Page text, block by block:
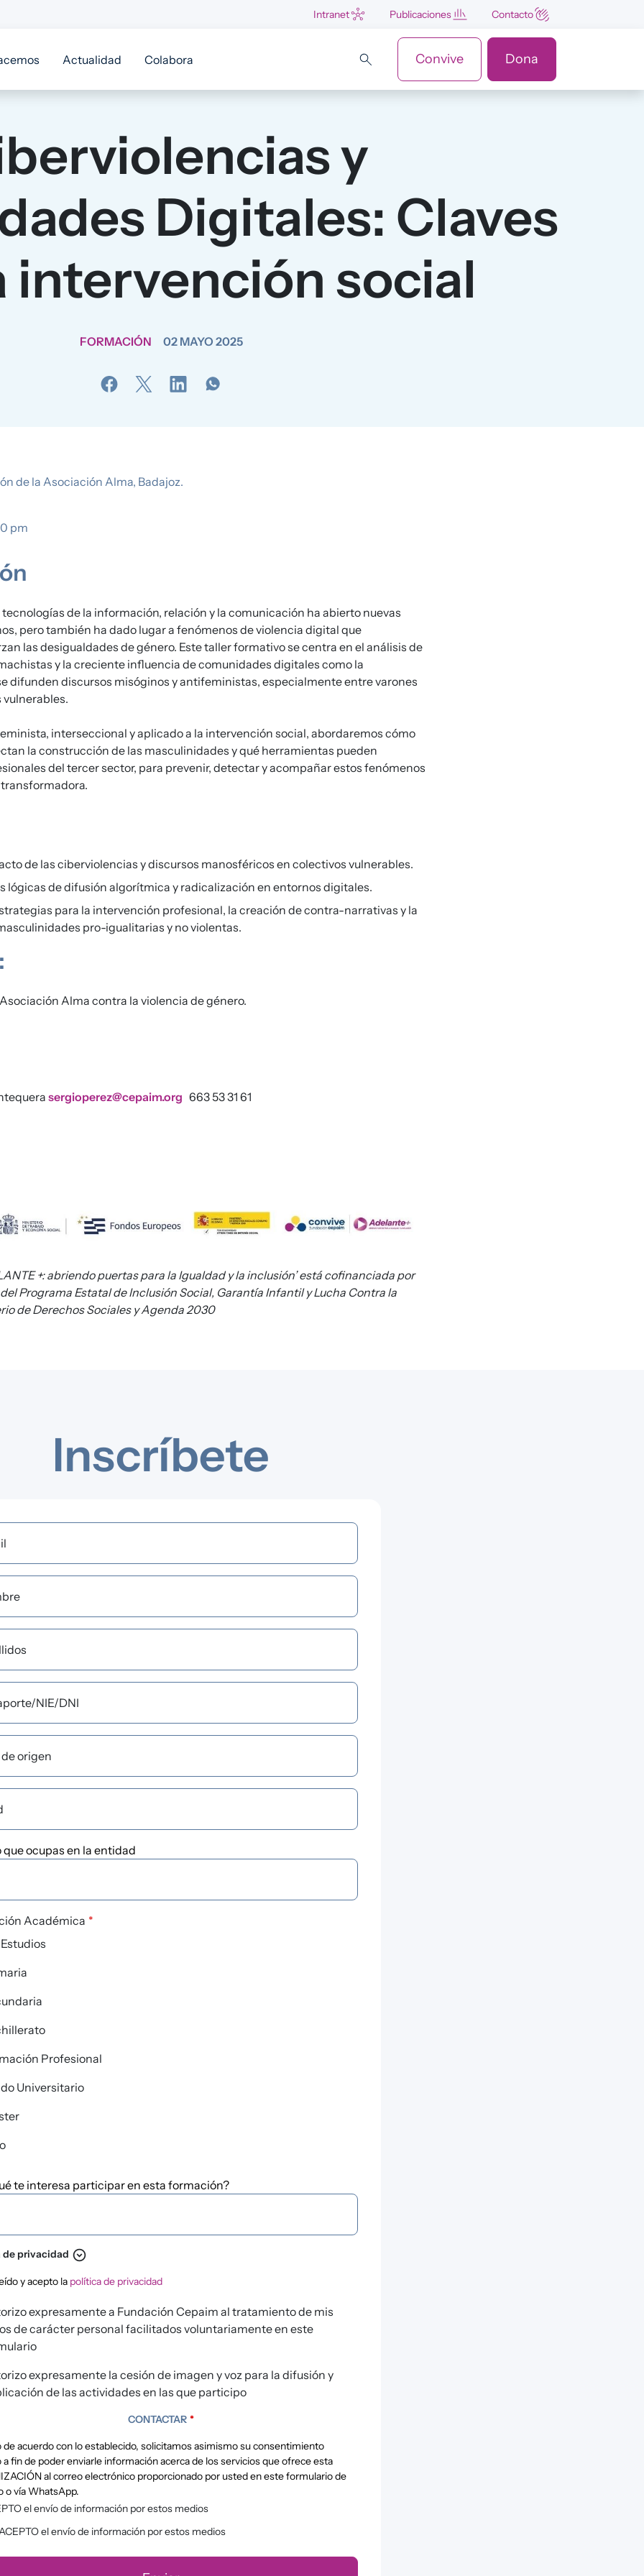
Intranet Publicaciones Contacto
Actualidad Colabora Convive Dona
y
Digitales: Claves
intervención social
FORMACIÓN 02 MAYO 2025
de la Asociación Alma, Badajoz.
pm
tecnologías de la información, relación y la comunicación ha abierto nuevas
pero también ha dado lugar a fenómenos de violencia digital que
las desigualdades de género. Este taller formativo se centra en el análisis de
y la creciente influencia de comunidades digitales como la
difunden discursos misóginos y antifeministas, especialmente entre varones
vulnerables.
interseccional y aplicado a la intervención social, abordaremos cómo
la construcción de las masculinidades y qué herramientas pueden
del tercer sector, para prevenir, detectar y acompañar estos fenómenos
de las ciberviolencias y discursos manosféricos en colectivos vulnerables.
lógicas de difusión algorítmica y radicalización en entornos digitales.
para la intervención profesional, la creación de contra-narrativas y la
pro-igualitarias y no violentas.
Alma contra la violencia de género.
sergioperez@cepaim.org 663 53 31 61
+: abriendo puertas para la Igualdad y la inclusión’ está cofinanciada por
del Programa Estatal de Inclusión Social, Garantía Infantil y Lucha Contra la
de Derechos Sociales y Agenda 2030
Inscríbete
NIE/DNI
origen
que ocupas en la entidad
?
Académica *
Profesional
Universitario
te interesa participar en esta formación?
privacidad expand_circle_down
de privacidad
y acepto la política de privacidad
expresamente a Fundación Cepaim al tratamiento de mis
de carácter personal facilitados voluntariamente en este
expresamente la cesión de imagen y voz para la difusión y
de las actividades en las que participo
CONTACTAR *
de acuerdo con lo establecido, solicitamos asimismo su consentimiento
fin de poder enviarle información acerca de los servicios que ofrece esta
al correo electrónico proporcionado por usted en este formulario de
o vía WhatsApp.
el envío de información por estos medios
el envío de información por estos medios